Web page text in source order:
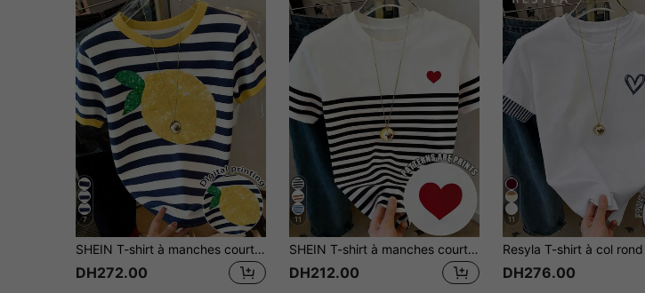
7
SHEIN T-shirt à manches courtes pour femmes, col rond, imprimé de citrons rayés, polyvalent et décontracté pour un port quotidien
DH272.00
11
SHEIN T-shirt à manches courtes pour femmes, col rond, rayures, patchwork, imprimé cœur, décontracté, polyvalent, pour un port quotidien
DH212.00
11
DH276.00